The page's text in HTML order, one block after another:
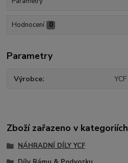
Hodnocení 0
Parametry
Výrobce YCF
Zboží zařazeno v kategoriích
NÁHRADNÍ DÍLY YCF